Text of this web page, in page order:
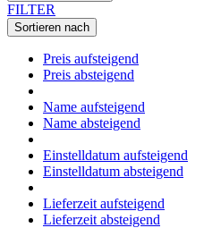
FILTER
Sortieren nach
Preis aufsteigend
Preis absteigend
Name aufsteigend
Name absteigend
Einstelldatum aufsteigend
Einstelldatum absteigend
Lieferzeit aufsteigend
Lieferzeit absteigend